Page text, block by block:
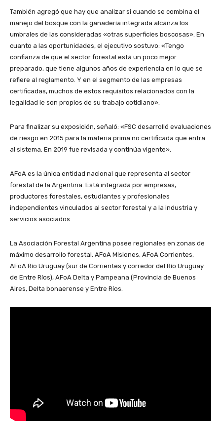
También agregó que hay que analizar si cuando se combina el
manejo del bosque con la ganadería integrada alcanza los
umbrales de las consideradas «otras superficies boscosas». En
cuanto a las oportunidades, el ejecutivo sostuvo: «Tengo
confianza de que el sector forestal está un poco mejor
preparado, que tiene algunos años de experiencia en lo que se
refiere al reglamento. Y en el segmento de las empresas
certificadas, muchos de estos requisitos relacionados con la
legalidad le son propios de su trabajo cotidiano».
Para finalizar su exposición, señaló: «FSC desarrolló evaluaciones
de riesgo en 2015 para la materia prima no certificada que entra
al sistema. En 2019 fue revisada y continúa vigente».
AFoA es la única entidad nacional que representa al sector
forestal de la Argentina. Está integrada por empresas,
productores forestales, estudiantes y profesionales
independientes vinculados al sector forestal y a la industria y
servicios asociados.
La Asociación Forestal Argentina posee regionales en zonas de
máximo desarrollo forestal. AFoA Misiones, AFoA Corrientes,
AFoA Río Uruguay (sur de Corrientes y corredor del Río Uruguay
de Entre Ríos), AFoA Delta y Pampeana (Provincia de Buenos
Aires, Delta bonaerense y Entre Ríos.